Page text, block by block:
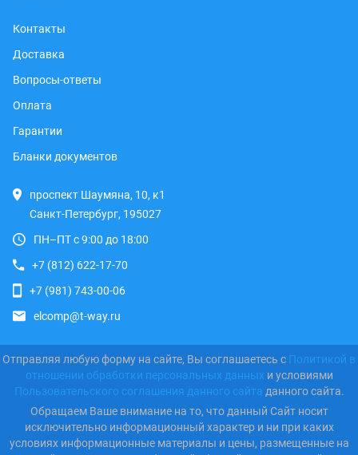
Контакты
Доставка
Вопросы-ответы
Оплата
Гарантии
Бланки документов
проспект Шаумяна, 10, к1
Санкт-Петербург, 195027
ПН–ПТ с 9:00 до 18:00
+7 (812) 622-17-70
+7 (981) 743-00-06
elcomp@t-way.ru
Отправляя любую форму на сайте, Вы соглашаетесь с Политикой в
отношении обработки персональных данных и условиями
Пользовательского соглашения данного сайта данного сайта.
Обращаем Ваше внимание на то, что данный Сайт носит
исключительно информационный характер и ни при каких
условиях информационные материалы и цены, размещенные на